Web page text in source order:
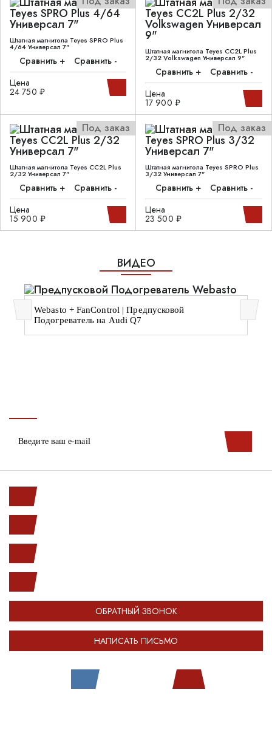
Штатная магнитола Teyes SPRO Plus
4/64 Универсал 7"
Сравнить +
Сравнить -
Цена
24 750 ₽
Штатная магнитола Teyes CC2L Plus
2/32 Volkswagen Универсал 9"
Сравнить +
Сравнить -
Цена
17 900 ₽
Под заказ
Штатная магнитола Teyes CC2L Plus
2/32 Универсал 7"
Сравнить +
Сравнить -
Цена
15 900 ₽
Под заказ
Штатная магнитола Teyes SPRO Plus
3/32 Универсал 7"
Сравнить +
Сравнить -
Цена
23 500 ₽
ВИДЕО
Webasto + FanControl | Предпусковой
Подогреватель на Audi Q7
ОБРАТНЫЙ ЗВОНОК
НАПИСАТЬ ПИСЬМО